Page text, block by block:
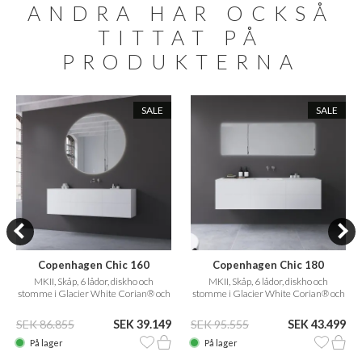
ANDRA HAR OCKSÅ
TITTAT PÅ
PRODUKTERNA
SALE
Copenhagen Chic 160
MKII, Skåp, 6 lådor, diskho och
stomme i Glacier White Corian® och
SEK 86.855 SEK 39.149
På lager
SALE
Copenhagen Chic 180
MKII, Skåp, 6 lådor, diskho och
stomme i Glacier White Corian® och
SEK 95.555 SEK 43.499
På lager